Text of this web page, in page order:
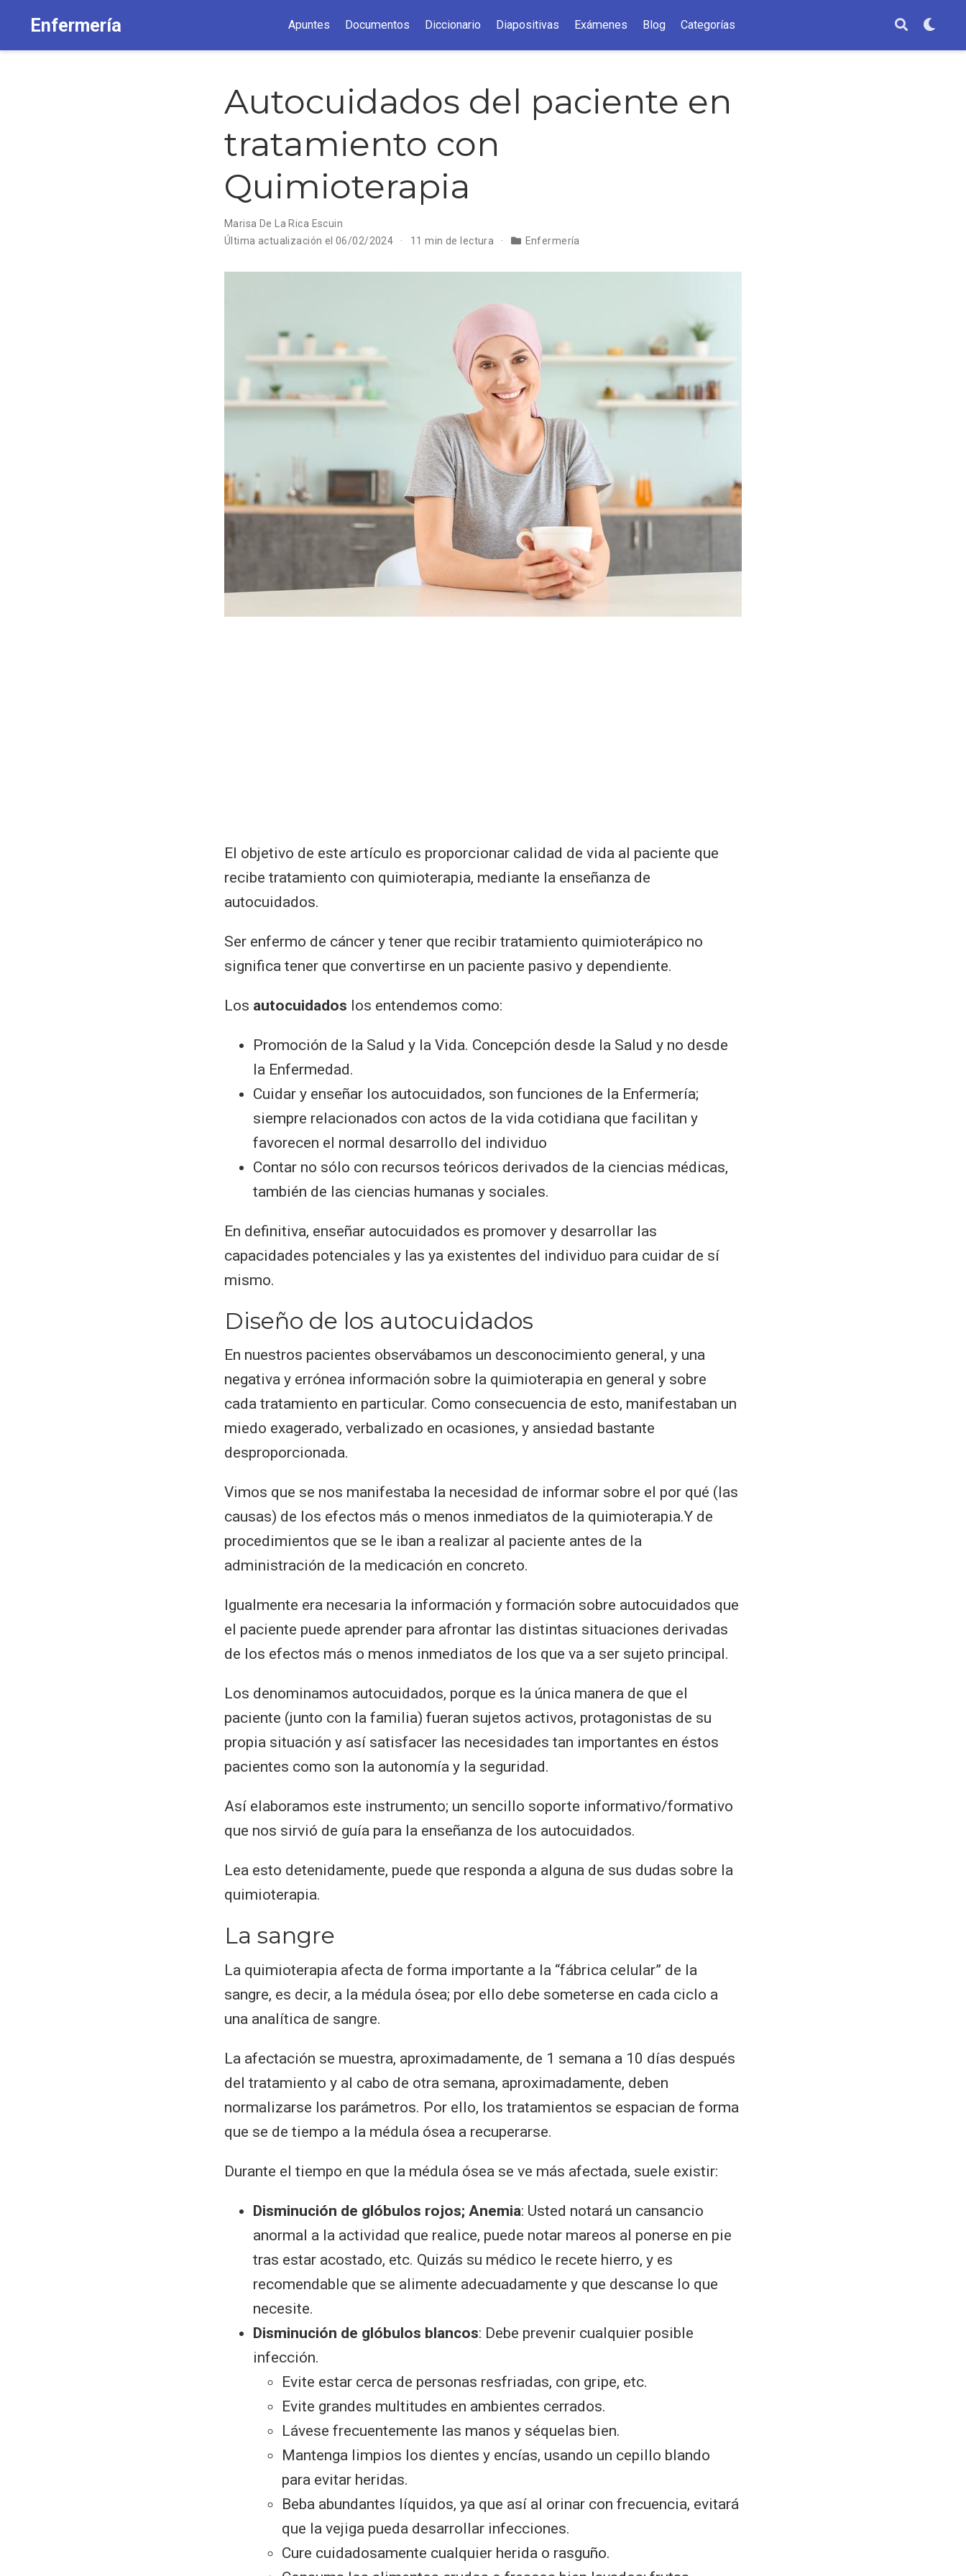
Enfermería Apuntes Documentos Diccionario Diapositivas Exámenes Blog Categorías
Autocuidados del paciente en
tratamiento con
Quimioterapia
Marisa De La Rica Escuin
Última actualización el 06/02/2024
11 min de lectura Enfermería
El objetivo de este artículo es proporcionar calidad de vida al paciente que
recibe tratamiento con quimioterapia, mediante la enseñanza de
autocuidados.
Ser enfermo de cáncer y tener que recibir tratamiento quimioterápico no
significa tener que convertirse en un paciente pasivo y dependiente.
Los autocuidados los entendemos como:
Promoción de la Salud y la Vida. Concepción desde la Salud y no desde
la Enfermedad.
Cuidar y enseñar los autocuidados, son funciones de la Enfermería;
siempre relacionados con actos de la vida cotidiana que facilitan y
favorecen el normal desarrollo del individuo
Contar no sólo con recursos teóricos derivados de la ciencias médicas,
también de las ciencias humanas y sociales.
En definitiva, enseñar autocuidados es promover y desarrollar las
capacidades potenciales y las ya existentes del individuo para cuidar de sí
mismo.
Diseño de los autocuidados
En nuestros pacientes observábamos un desconocimiento general, y una
negativa y errónea información sobre la quimioterapia en general y sobre
cada tratamiento en particular. Como consecuencia de esto, manifestaban un
miedo exagerado, verbalizado en ocasiones, y ansiedad bastante
desproporcionada.
Vimos que se nos manifestaba la necesidad de informar sobre el por qué (las
causas) de los efectos más o menos inmediatos de la quimioterapia.Y de
procedimientos que se le iban a realizar al paciente antes de la
administración de la medicación en concreto.
Igualmente era necesaria la información y formación sobre autocuidados que
el paciente puede aprender para afrontar las distintas situaciones derivadas
de los efectos más o menos inmediatos de los que va a ser sujeto principal.
Los denominamos autocuidados, porque es la única manera de que el
paciente (junto con la familia) fueran sujetos activos, protagonistas de su
propia situación y así satisfacer las necesidades tan importantes en éstos
pacientes como son la autonomía y la seguridad.
Así elaboramos este instrumento; un sencillo soporte informativo/formativo
que nos sirvió de guía para la enseñanza de los autocuidados.
Lea esto detenidamente, puede que responda a alguna de sus dudas sobre la
quimioterapia.
La sangre
La quimioterapia afecta de forma importante a la “fábrica celular” de la
sangre, es decir, a la médula ósea; por ello debe someterse en cada ciclo a
una analítica de sangre.
La afectación se muestra, aproximadamente, de 1 semana a 10 días después
del tratamiento y al cabo de otra semana, aproximadamente, deben
normalizarse los parámetros. Por ello, los tratamientos se espacian de forma
que se de tiempo a la médula ósea a recuperarse.
Durante el tiempo en que la médula ósea se ve más afectada, suele existir:
Disminución de glóbulos rojos; Anemia: Usted notará un cansancio
anormal a la actividad que realice, puede notar mareos al ponerse en pie
tras estar acostado, etc. Quizás su médico le recete hierro, y es
recomendable que se alimente adecuadamente y que descanse lo que
necesite.
Disminución de glóbulos blancos: Debe prevenir cualquier posible
infección.
Evite estar cerca de personas resfriadas, con gripe, etc.
Evite grandes multitudes en ambientes cerrados.
Lávese frecuentemente las manos y séquelas bien.
Mantenga limpios los dientes y encías, usando un cepillo blando
para evitar heridas.
Beba abundantes líquidos, ya que así al orinar con frecuencia, evitará
que la vejiga pueda desarrollar infecciones.
Cure cuidadosamente cualquier herida o rasguño.